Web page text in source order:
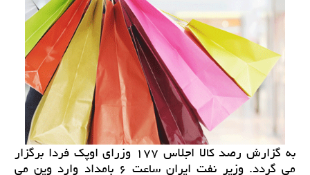
به گزارش رصد كالا اجلاس ۱۷۷ وزرای اوپك فردا برگزار
می گردد. وزیر نفت ایران ساعت ۶ بامداد وارد وین می